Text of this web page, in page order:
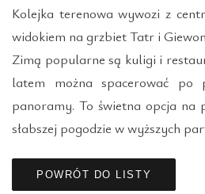
Kolejka terenowa wywozi z
widokiem na grzbiet Tatr i
Zimą popularne są kuligi i
latem można spacerować po
panoramy. To świetna opcja na
słabszej pogodzie w wyższych
POWRÓT DO LISTY